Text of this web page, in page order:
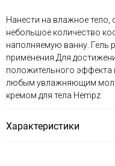
Нанести на влажное
небольшое количество
наполняемую ванну. Гель
применения.Для
положительного эффекта
любым увлажняющим
кремом для тела Hempz.
Характеристики